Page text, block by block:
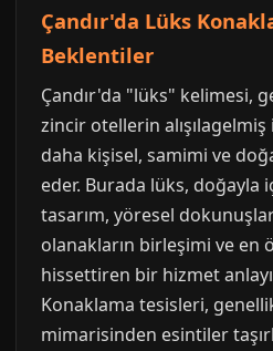
Çandır'da Lüks
Beklentiler
Çandır'da "lüks" kelimesi,
zincir otellerin
daha kişisel, samimi ve
eder. Burada lüks, doğayla
tasarım, yöresel
olanakların birleşimi ve en
hissettiren bir hizmet
Konaklama tesisleri,
mimarisinden esintiler